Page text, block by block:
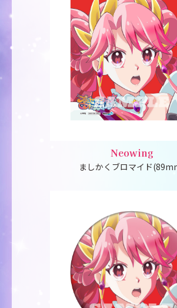
Neowing
ましかくブロマイド